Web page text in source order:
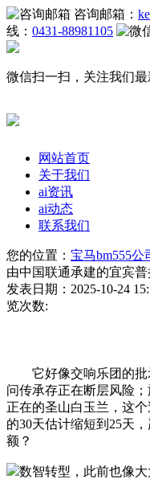
咨询邮箱：
线： 0431-88981105
微信扫一扫，关注我们最
网站首页
关于我们
ai资讯
ai动态
联系我们
您的位置： 宝马bm555公
由中国联通承建的宜宾
发表日期：2025-10-24
览次数:
它好像交响乐团的批
问传承存正在断层风险
正在的圣山白玉兰，这
的30天估计缩短到25天
额？
数智转型，此前也像